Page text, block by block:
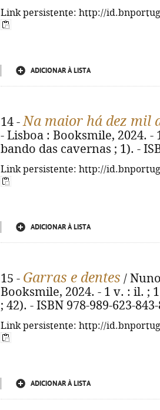
Link persistente: http://
ADICIONAR À LISTA
14 -Na maior há dez mil
- Lisboa : Booksmile, 2024. -
bando das cavernas ; 1). -
Link persistente: http://
ADICIONAR À LISTA
15 - Garras e dentes /
Booksmile, 2024. - 1 v. : il. ;
; 42). - ISBN 978-989-623-
Link persistente: http://
ADICIONAR À LISTA